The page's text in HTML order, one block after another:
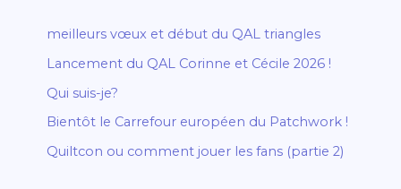
meilleurs vœux et début du QAL triangles
Lancement du QAL Corinne et Cécile 2026 !
Qui suis-je?
Bientôt le Carrefour européen du Patchwork !
Quiltcon ou comment jouer les fans (partie 2)